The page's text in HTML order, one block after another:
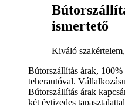
ismertető
Kiváló
Bútorszállítás árak,
teherautóval.
Bútorszállítás árak
két évtizedes